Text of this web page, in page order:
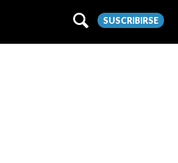
SUSCRIBIRSE